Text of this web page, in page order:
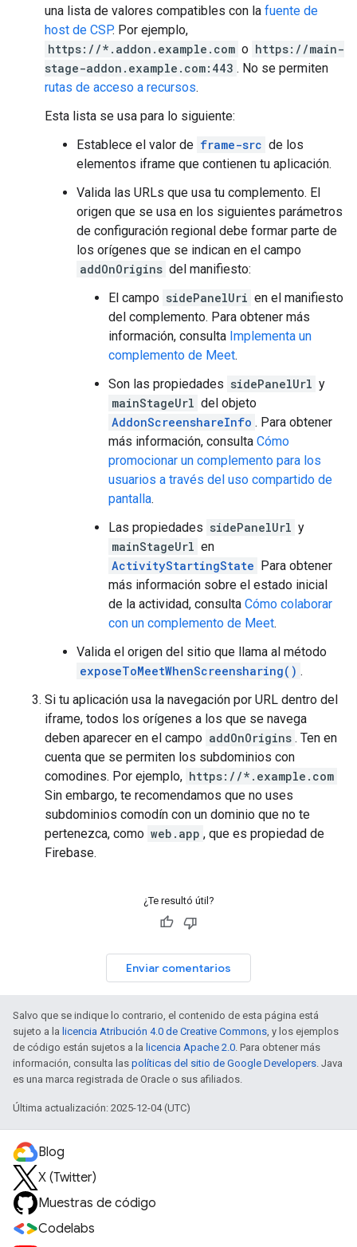
una lista de valores compatibles con la fuente de
host de CSP. Por ejemplo,
https://*.addon.example.com o https://main-
stage-addon.example.com:443 . No se permiten
rutas de acceso a recursos.
Esta lista se usa para lo siguiente:
Establece el valor de frame-src de los
elementos iframe que contienen tu aplicación.
Valida las URLs que usa tu complemento. El
origen que se usa en los siguientes parámetros
de configuración regional debe formar parte de
los orígenes que se indican en el campo
addOnOrigins del manifiesto:
El campo sidePanelUri en el manifiesto
del complemento. Para obtener más
información, consulta Implementa un
complemento de Meet.
Son las propiedades sidePanelUrl y
mainStageUrl del objeto
AddonScreenshareInfo . Para obtener
más información, consulta Cómo
promocionar un complemento para los
usuarios a través del uso compartido de
pantalla.
Las propiedades sidePanelUrl y
mainStageUrl en
ActivityStartingState Para obtener
más información sobre el estado inicial
de la actividad, consulta Cómo colaborar
con un complemento de Meet.
Valida el origen del sitio que llama al método
exposeToMeetWhenScreensharing() .
Si tu aplicación usa la navegación por URL dentro del
iframe, todos los orígenes a los que se navega
deben aparecer en el campo addOnOrigins . Ten en
cuenta que se permiten los subdominios con
comodines. Por ejemplo, https://*.example.com
Sin embargo, te recomendamos que no uses
subdominios comodín con un dominio que no te
pertenezca, como web.app , que es propiedad de
Firebase.
¿Te resultó útil?
Enviar comentarios
Salvo que se indique lo contrario, el contenido de esta página está
sujeto a la licencia Atribución 4.0 de Creative Commons, y los ejemplos
de código están sujetos a la licencia Apache 2.0. Para obtener más
información, consulta las políticas del sitio de Google Developers. Java
es una marca registrada de Oracle o sus afiliados.
Última actualización: 2025-12-04 (UTC)
Blog
X (Twitter)
Muestras de código
Codelabs